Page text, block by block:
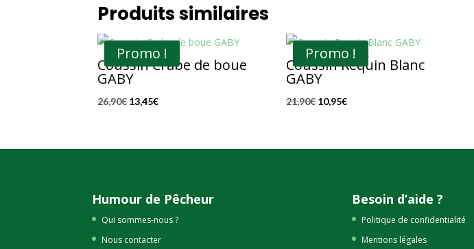
Produits similaires
Promo !
Coussin Crabe de boue
GABY
26,90€ Le
13,45€Le
Promo !
Coussin Requin Blanc
GABY
21,90€ Le
10,95€Le
Humour de Pêcheur
Qui sommes-nous ?
Nous contacter
Besoin d’aide ?
Politique de confidentialité
Mentions légales